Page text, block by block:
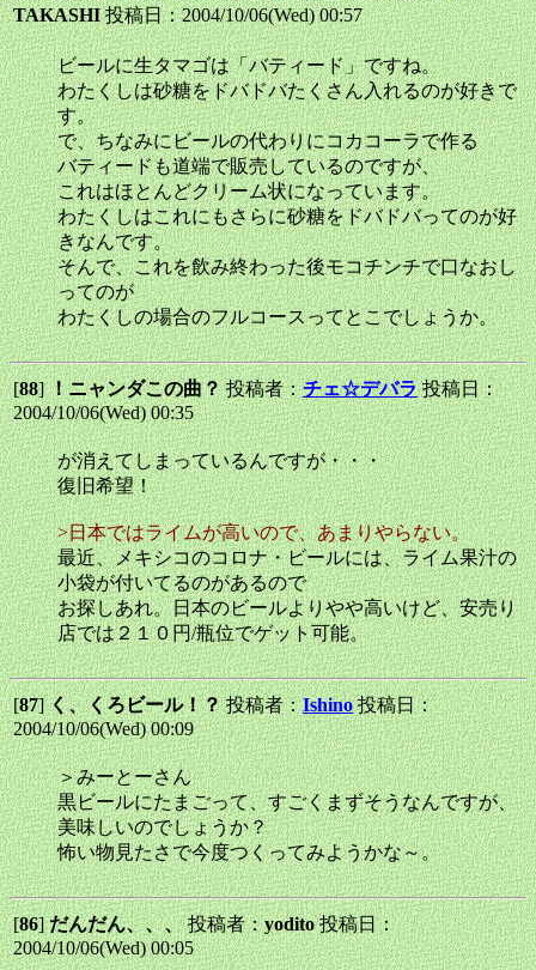
TAKASHI投稿日：2004/10/06(Wed) 00:57
ビールに生タマゴは「バティード」ですね。
わたくしは砂糖をドバドバたくさん入れるのが好きで
す。
で、ちなみにビールの代わりにコカコーラで作る
バティードも道端で販売しているのですが、
これはほとんどクリーム状になっています。
わたくしはこれにもさらに砂糖をドバドバってのが好
きなんです。
そんで、これを飲み終わった後モコチンチで口なおし
ってのが
わたくしの場合のフルコースってとこでしょうか。
[88]！ニャンダこの曲？投稿者：チェ☆デバラ 投稿日：
2004/10/06(Wed) 00:35
が消えてしまっているんですが・・・
復旧希望！
>日本ではライムが高いので、あまりやらない。
最近、メキシコのコロナ・ビールには、ライム果汁の
小袋が付いてるのがあるので
お探しあれ。日本のビールよりやや高いけど、安売り
店では２１０円/瓶位でゲット可能。
[87]く、くろビール！？投稿者：Ishino 投稿日：
2004/10/06(Wed) 00:09
＞みーとーさん
黒ビールにたまごって、すごくまずそうなんですが、
美味しいのでしょうか？
怖い物見たさで今度つくってみようかな～。
[86]だんだん、、、投稿者：yodito投稿日：
2004/10/06(Wed) 00:05